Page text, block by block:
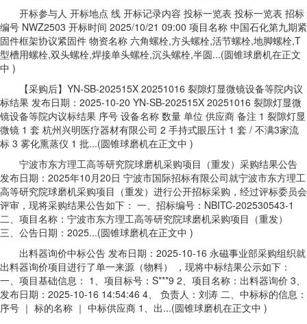
开标参与人 开标地点 线 开标记录内容 投标一览表 投标一览表 招标
编号 NWZ2503 开标时间 2025/10/21 09:00 项目名称 中国石化第九期紧
固件框架协议紧固件 物资名称 六角螺栓,方头螺栓,活节螺栓,地脚螺栓,T
型槽用螺栓,双头螺栓,焊接单头螺栓,沉头螺栓,半圆...(圆锥球磨机在正文
中 )
【采购后】YN-SB-202515X 20251016 裂隙灯显微镜设备等院内议
标结果 发布日期：2025-10-20 YN-SB-202515X 20251016 裂隙灯显微
镜设备等院内议标结果 序号 设备名称 数量 单位 供应商 备注 1 裂隙灯显
微镜 1 套 杭州兴明医疗器材有限公司 2 手持式眼压计 1 套 / 不满3家流
标 3 雾化熏蒸仪 1 批...(圆锥球磨机在正文中 )
宁波市东方理工高等研究院球磨机采购项目（重发）采购结果公告
发布日期：2025年10月20日 宁波市国际招标有限公司就宁波市东方理工
高等研究院球磨机采购项目（重发）进行公开招标采购，经过评标委员会
评审，现将采购结果公告如下： 一、招标编号：NBITC-202530543-1
二、项目名称：宁波市东方理工高等研究院球磨机采购项目（重发）
三、公告日期：2025...(圆锥球磨机在正文中 )
出料器询价中标公告 发布日期：2025-10-16 永磁事业部采购组织就
出料器询价项目进行了单一来源（物料） ，现将中标结果公示如下：
一、项目基础信息： 1、项目标号：S***9 2、项目名称：出料器询价 3、
发布日期：2025-10-16 14:54:46 4、 负责人：刘涛 二、中标标的信息：
序号 ｜ 标的名称 ｜ 中标供应商 1、出...(圆锥球磨机在正文中 )